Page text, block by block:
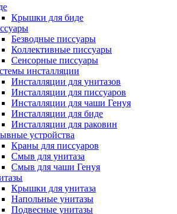
Крышки для биде
Безводные писсуары
Коллективные писсуары
Сенсорные писсуары
инсталляции
Инсталляции для унитазов
Инсталляции для писсуаров
Инсталляции для чаши Генуя
Инсталляции для биде
Инсталляции для раковин
устройства
Краны для писсуаров
Смыв для унитаза
Смыв для чаши Генуя
Крышки для унитаза
Напольные унитазы
Подвесные унитазы